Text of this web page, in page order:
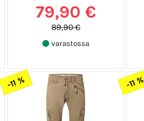
79,90 €
89,90 €
varastossa
-11 % -11 %